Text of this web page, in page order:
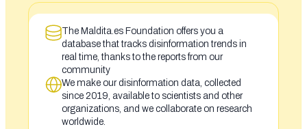
The Maldita.es Foundation offers you a
database that tracks disinformation trends in
real time, thanks to the reports from our
community
We make our disinformation data, collected
since 2019, available to scientists and other
organizations, and we collaborate on research
worldwide.